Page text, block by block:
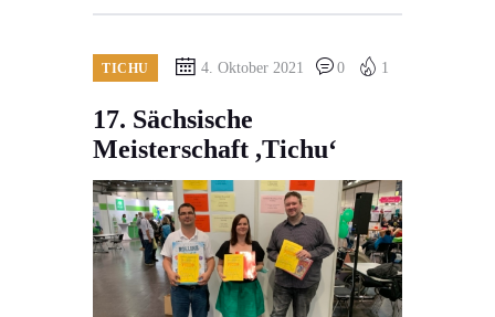
TICHU 4. Oktober 2021 0 1
17. Sächsische
Meisterschaft ,Tichu‘